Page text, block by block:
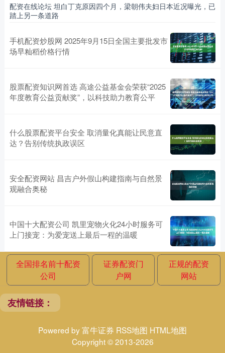
配资在线论坛 坦白丁克原因四个月，梁朝伟夫妇日本近况曝光，已
踏上另一条道路
手机配资炒股网 2025年9月15日全国主要批发市
场早籼稻价格行情
股票配资知识网首选 高途公益基金会荣获“2025
年度教育公益贡献奖”，以科技助力教育公平
什么股票配资平台安全 取消量化真能让民意直
达？告别传统执政误区
安全配资网站 昌吉户外假山构建指南与自然景
观融合奥秘
中国十大配资公司 凯里宠物火化24小时服务可
上门接宠：为爱宠送上最后一程的温暖
全国排名前十配资
公司
证券配资门
户网
正规的配资
网站
友情链接：
Powered by富牛证券 RSS地图 HTML地图
Copyright© 2013-2026